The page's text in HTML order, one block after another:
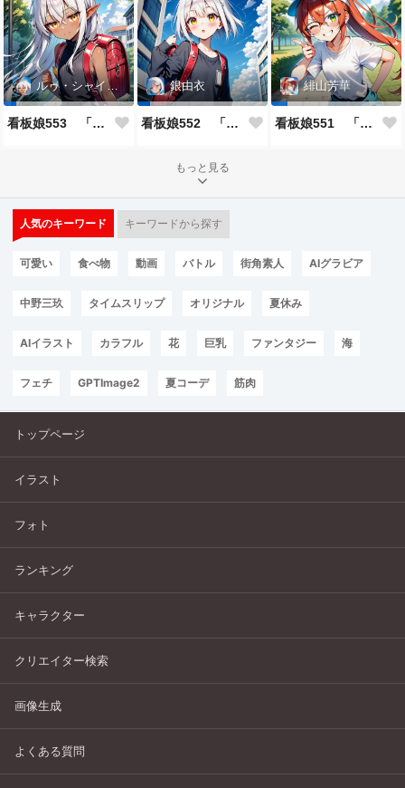
ルゥ・シャイニー
看板娘553 「ルゥ・シャイニーのよもやま話」
銀由衣
看板娘552 「銀由衣」
緋山芳華
看板娘551 「緋山芳華のよもやま話」
もっと見る
人気のキーワード キーワードから探す
可愛い 食べ物 動画 バトル 街角素人 AIグラビア
中野三玖 タイムスリップ オリジナル 夏休み
AIイラスト カラフル 花 巨乳 ファンタジー 海
フェチ GPTImage2 夏コーデ 筋肉
トップページ
イラスト
フォト
ランキング
キャラクター
クリエイター検索
画像生成
よくある質問